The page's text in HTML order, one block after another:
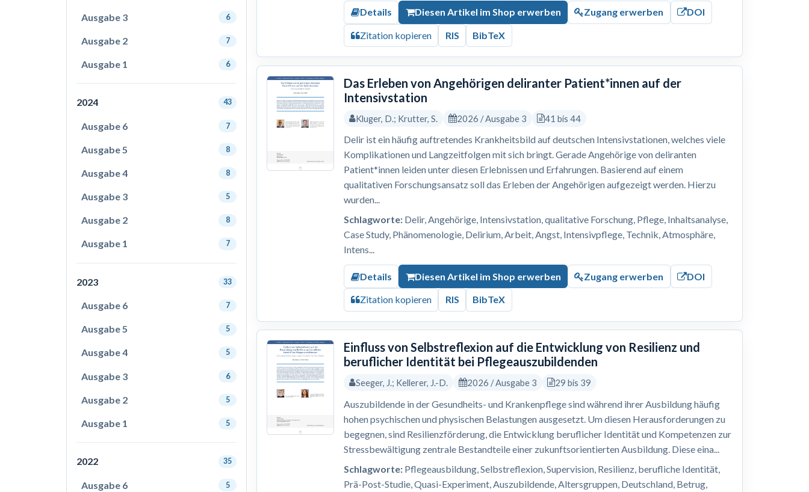
Ausgabe 3 6
Ausgabe 2 7
Ausgabe 1 6
2024 43
Ausgabe 6 7
Ausgabe 5 8
Ausgabe 4 8
Ausgabe 3 5
Ausgabe 2 8
Ausgabe 1 7
2023 33
Ausgabe 6 7
Ausgabe 5 5
Ausgabe 4 5
Ausgabe 3 6
Ausgabe 2 5
Ausgabe 1 5
2022 35
Ausgabe 6 5
Details Diesen Artikel im Shop erwerben Zugang erwerben DOI
Zitation kopieren RIS BibTeX
Das Erleben von Angehörigen deliranter Patient*innen auf der
Intensivstation
Kluger, D.; Krutter, S. 2026 / Ausgabe 3 41 bis 44
Delir ist ein häufig auftretendes Krankheitsbild auf deutschen Intensivstationen, welches viele
Komplikationen und Langzeitfolgen mit sich bringt. Gerade Angehörige von deliranten
Patient*innen leiden unter diesen Erlebnissen und Erfahrungen. Basierend auf einem
qualitativen Forschungsansatz soll das Erleben der Angehörigen aufgezeigt werden. Hierzu
wurden...
Schlagworte: Delir, Angehörige, Intensivstation, qualitative Forschung, Pflege, Inhaltsanalyse,
Case Study, Phänomenologie, Delirium, Arbeit, Angst, Intensivpflege, Technik, Atmosphäre,
Intens...
Details Diesen Artikel im Shop erwerben Zugang erwerben DOI
Zitation kopieren RIS BibTeX
Einfluss von Selbstreflexion auf die Entwicklung von Resilienz und
beruflicher Identität bei Pflegeauszubildenden
Seeger, J.; Kellerer, J.-D. 2026 / Ausgabe 3 29 bis 39
Auszubildende in der Gesundheits- und Krankenpflege sind während ihrer Ausbildung häufig
hohen psychischen und physischen Belastungen ausgesetzt. Um diesen Herausforderungen zu
begegnen, sind Resilienzförderung, die Entwicklung beruflicher Identität und Kompetenzen zur
Stressbewältigung zentrale Bestandteile einer zukunftsorientierten Ausbildung. Diese eina...
Schlagworte: Pflegeausbildung, Selbstreflexion, Supervision, Resilienz, berufliche Identität,
Prä-Post-Studie, Quasi-Experiment, Auszubildende, Altersgruppen, Deutschland, Betrug,